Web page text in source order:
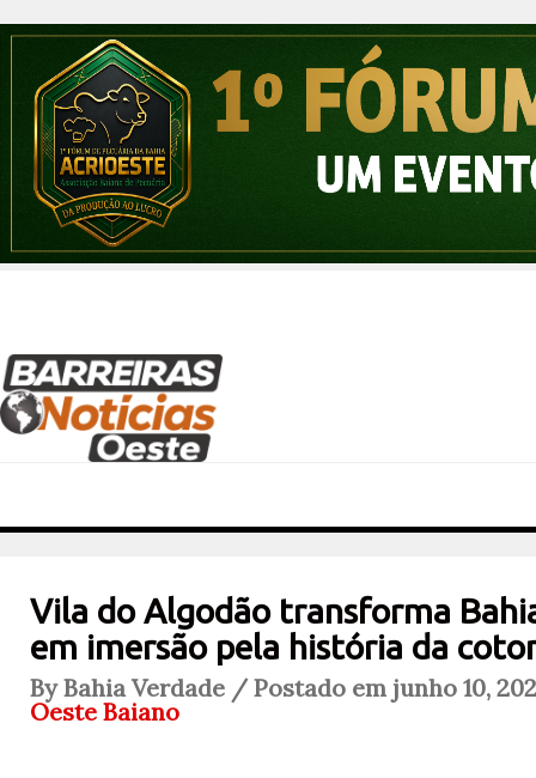
Vila do Algodão transforma
em imersão pela história da
By Bahia Verdade / Postado em junho 10,
Oeste Baiano